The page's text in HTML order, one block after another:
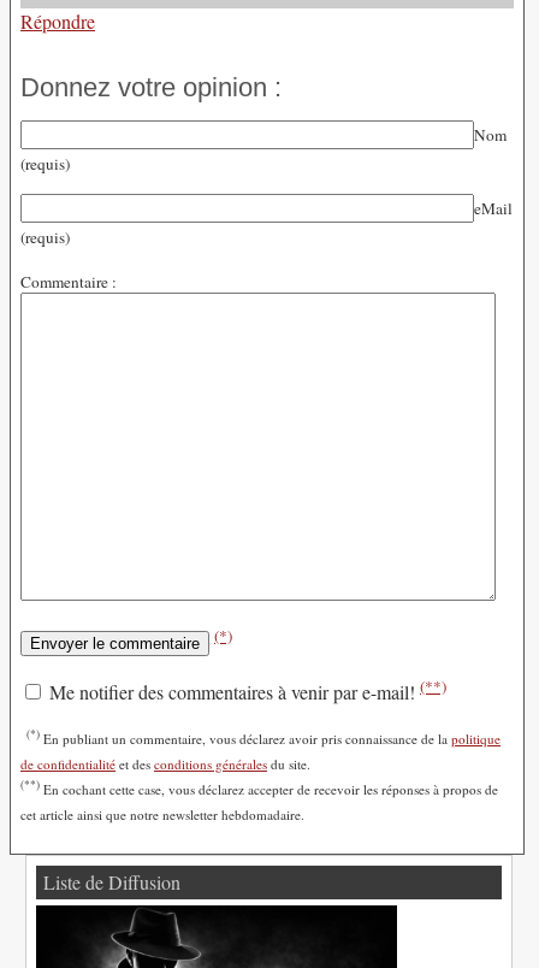
Répondre
Donnez votre opinion :
Nom
(requis)
eMail
(requis)
Commentaire :
(*)
Me notifier des commentaires à venir par e-mail! (**)
(*) En publiant un commentaire, vous déclarez avoir pris connaissance de la politique
de confidentialité et des conditions générales du site.
(**) En cochant cette case, vous déclarez accepter de recevoir les réponses à propos de
cet article ainsi que notre newsletter hebdomadaire.
Liste de Diffusion